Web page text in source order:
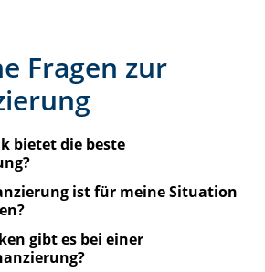
Fragen zur
bietet die beste
ist für meine Situation
gibt es bei einer